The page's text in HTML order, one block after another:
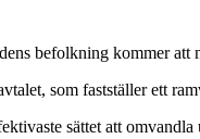
befolkning kommer
som fastställer ett
sättet att